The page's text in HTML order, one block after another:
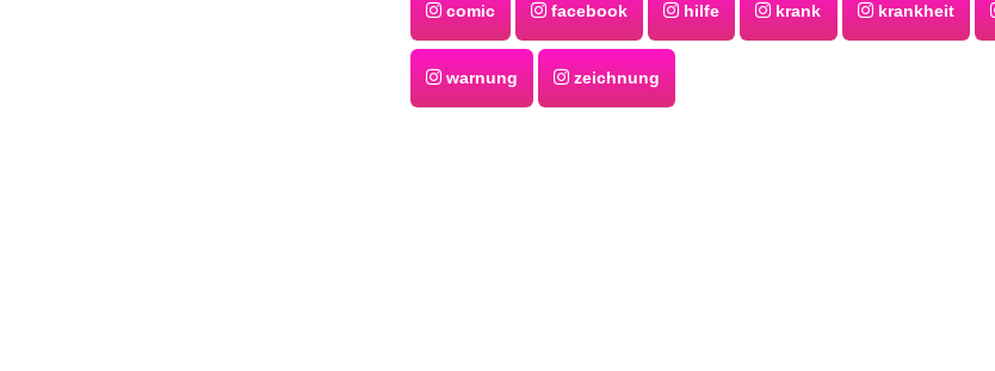
comic facebook hilfe krank krankheit
warnung zeichnung